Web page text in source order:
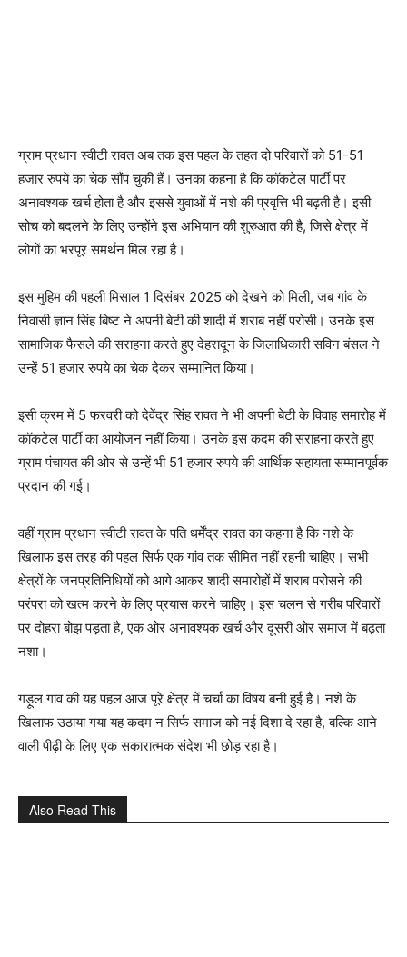
ग्राम प्रधान स्वीटी रावत अब तक इस पहल के तहत दो परिवारों को 51-51
हजार रुपये का चेक सौंप चुकी हैं। उनका कहना है कि कॉकटेल पार्टी पर
अनावश्यक खर्च होता है और इससे युवाओं में नशे की प्रवृत्ति भी बढ़ती है। इसी
सोच को बदलने के लिए उन्होंने इस अभियान की शुरुआत की है, जिसे क्षेत्र में
लोगों का भरपूर समर्थन मिल रहा है।
इस मुहिम की पहली मिसाल 1 दिसंबर 2025 को देखने को मिली, जब गांव के
निवासी ज्ञान सिंह बिष्ट ने अपनी बेटी की शादी में शराब नहीं परोसी। उनके इस
सामाजिक फैसले की सराहना करते हुए देहरादून के जिलाधिकारी सविन बंसल ने
उन्हें 51 हजार रुपये का चेक देकर सम्मानित किया।
इसी क्रम में 5 फरवरी को देवेंद्र सिंह रावत ने भी अपनी बेटी के विवाह समारोह में
कॉकटेल पार्टी का आयोजन नहीं किया। उनके इस कदम की सराहना करते हुए
ग्राम पंचायत की ओर से उन्हें भी 51 हजार रुपये की आर्थिक सहायता सम्मानपूर्वक
प्रदान की गई।
वहीं ग्राम प्रधान स्वीटी रावत के पति धर्मेंद्र रावत का कहना है कि नशे के
खिलाफ इस तरह की पहल सिर्फ एक गांव तक सीमित नहीं रहनी चाहिए। सभी
क्षेत्रों के जनप्रतिनिधियों को आगे आकर शादी समारोहों में शराब परोसने की
परंपरा को खत्म करने के लिए प्रयास करने चाहिए। इस चलन से गरीब परिवारों
पर दोहरा बोझ पड़ता है, एक ओर अनावश्यक खर्च और दूसरी ओर समाज में बढ़ता
नशा।
गड़ूल गांव की यह पहल आज पूरे क्षेत्र में चर्चा का विषय बनी हुई है। नशे के
खिलाफ उठाया गया यह कदम न सिर्फ समाज को नई दिशा दे रहा है, बल्कि आने
वाली पीढ़ी के लिए एक सकारात्मक संदेश भी छोड़ रहा है।
Also Read This